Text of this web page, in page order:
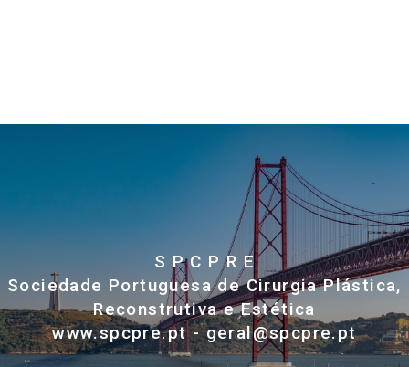
S P C P R E
Sociedade Portuguesa de Cirurgia Plástica,
Reconstrutiva e Estética
www.spcpre.pt - geral@spcpre.pt